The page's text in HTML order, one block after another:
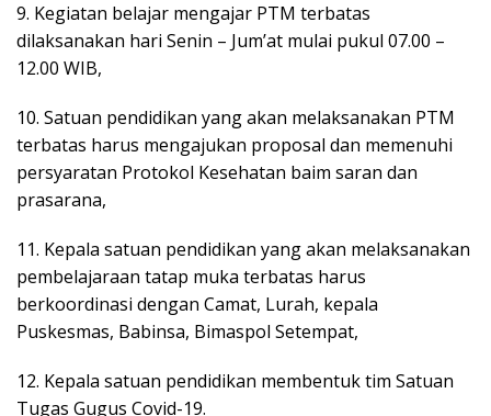
9. Kegiatan belajar mengajar PTM terbatas
dilaksanakan hari Senin – Jum’at mulai pukul 07.00 –
12.00 WIB,
10. Satuan pendidikan yang akan melaksanakan PTM
terbatas harus mengajukan proposal dan memenuhi
persyaratan Protokol Kesehatan baim saran dan
prasarana,
11. Kepala satuan pendidikan yang akan melaksanakan
pembelajaraan tatap muka terbatas harus
berkoordinasi dengan Camat, Lurah, kepala
Puskesmas, Babinsa, Bimaspol Setempat,
12. Kepala satuan pendidikan membentuk tim Satuan
Tugas Gugus Covid-19.